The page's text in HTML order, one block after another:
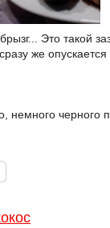
Это такой
же
немного черного